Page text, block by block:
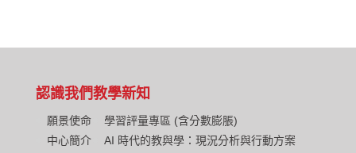
認識我們
願景使命
中心簡介
教學新知
學習評量專區 (含分數膨脹)
AI 時代的教與學：現況分析與行動方案